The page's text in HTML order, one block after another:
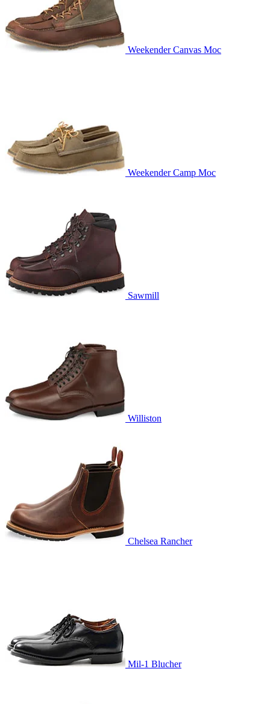
Weekender Canvas Moc
Weekender Camp Moc
Sawmill
Williston
Chelsea Rancher
Mil-1 Blucher